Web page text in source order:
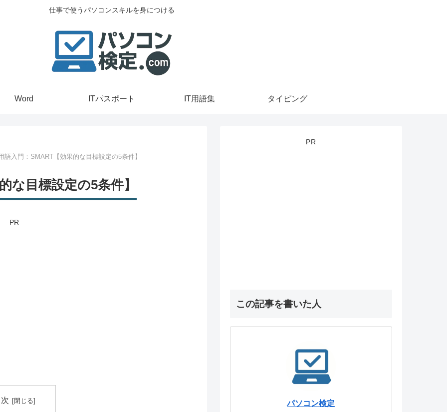
仕事で使うパソコンスキルを身につける
Word ITパスポート IT用語集 タイピング
語入門：SMART【効果的な目標設定の5条件】
な目標設定の5条件】
PR
PR
この記事を書いた人
パソコン検定